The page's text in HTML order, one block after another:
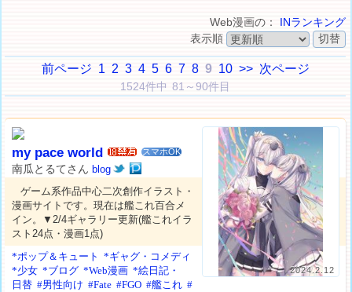
Web漫画の： INランキング
表示順
前ページ 1 2 3 4 5 6 7 8 9 10 >> 次ページ
1524件中 81～90件目
2024.2.12
my pace world スマホOK
南瓜とるてさんblog
ゲーム系作品中心二次創作イラスト・
漫画サイトです。現在は艦これ百合メ
イン。▼2/4ギャラリー更新(艦これイラ
スト24点・漫画1点)
*ポップ＆キュート
*ギャグ・コメディ
*少女 *ブログ *Web漫画 *絵日記・
日替 #男性向け #Fate #FGO #艦これ #